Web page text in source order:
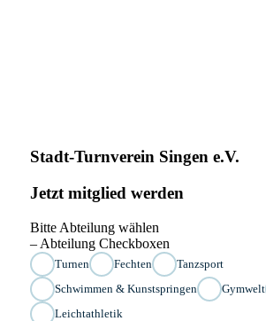
Stadt-Turnverein Singen e.V.
Jetzt mitglied werden
Bitte Abteilung wählen
– Abteilung Checkboxen
Turnen Fechten
Tanzsport
Schwimmen & Kunstspringen
Gymwelt
Leichtathletik